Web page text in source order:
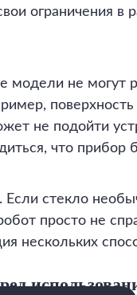
ограничения в
модели не могут
не подойти
что прибор
Если стекло
просто не
нескольких